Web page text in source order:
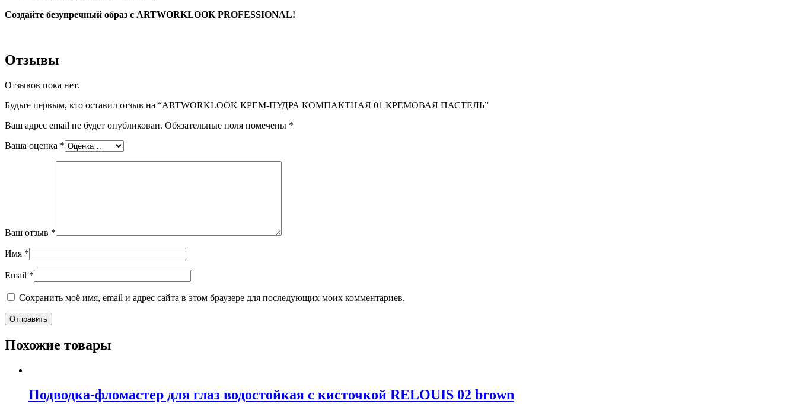
Создайте безупречный образ с ARTWORKLOOK PROFESSIONAL!
Отзывы
Отзывов пока нет.
Будьте первым, кто оставил отзыв на “ARTWORKLOOK КРЕМ-ПУДРА КОМПАКТНАЯ 01 КРЕМОВАЯ ПАСТЕЛЬ”
Ваш адрес email не будет опубликован. Обязательные поля помечены *
Ваша оценка *
Ваш отзыв *
Имя *
Email *
Сохранить моё имя, email и адрес сайта в этом браузере для последующих моих комментариев.
Похожие товары
Подводка-фломастер для глаз водостойкая с кисточкой RELOUIS 02 brown